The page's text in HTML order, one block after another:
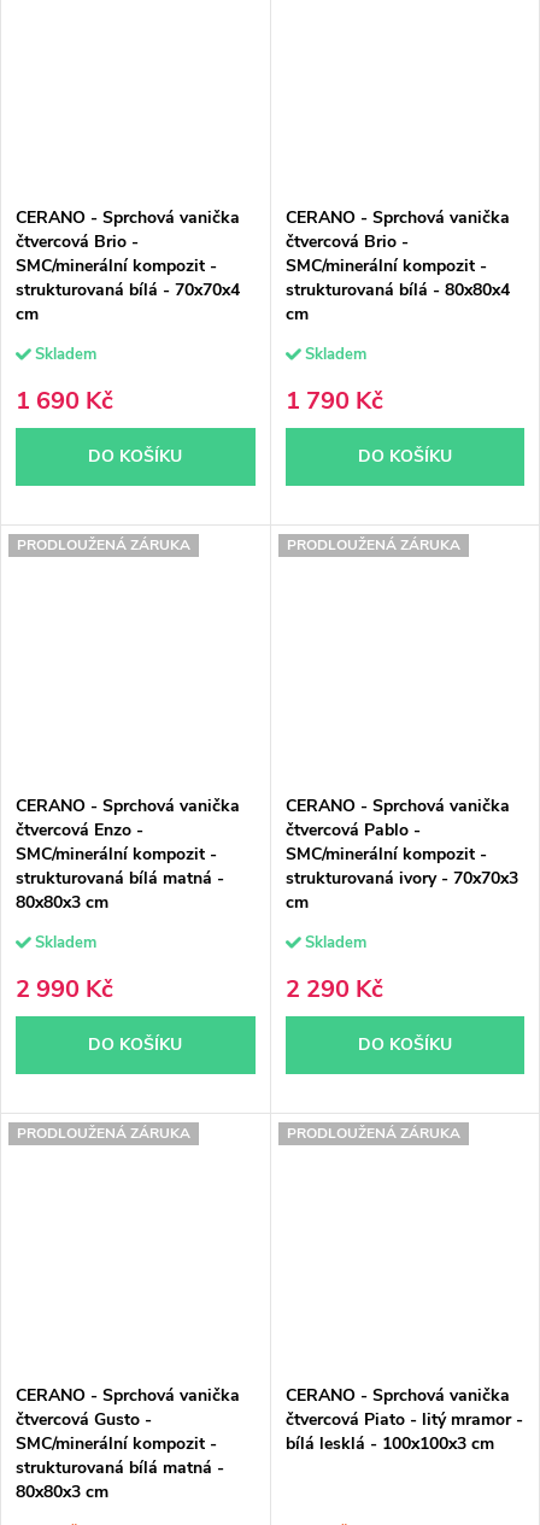
CERANO - Sprchová vanička
čtvercová Brio -
SMC/minerální kompozit -
strukturovaná bílá - 70x70x4
cm
Skladem
1 690 Kč
DO KOŠÍKU
CERANO - Sprchová vanička
čtvercová Brio -
SMC/minerální kompozit -
strukturovaná bílá - 80x80x4
cm
Skladem
1 790 Kč
DO KOŠÍKU
PRODLOUŽENÁ ZÁRUKA
CERANO - Sprchová vanička
čtvercová Enzo -
SMC/minerální kompozit -
strukturovaná bílá matná -
80x80x3 cm
Skladem
2 990 Kč
DO KOŠÍKU
PRODLOUŽENÁ ZÁRUKA
CERANO - Sprchová vanička
čtvercová Pablo -
SMC/minerální kompozit -
strukturovaná ivory - 70x70x3
cm
Skladem
2 290 Kč
DO KOŠÍKU
PRODLOUŽENÁ ZÁRUKA
CERANO - Sprchová vanička
čtvercová Gusto -
SMC/minerální kompozit -
strukturovaná bílá matná -
80x80x3 cm
PRODLOUŽENÁ ZÁRUKA
CERANO - Sprchová vanička
čtvercová Piato - litý mramor -
bílá lesklá - 100x100x3 cm